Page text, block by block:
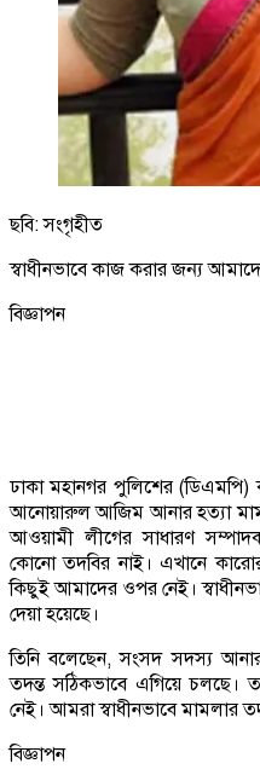
ছবি: সংগৃহীত
স্বাধীনভাবে কাজ করার জন্য
বিজ্ঞাপন
ঢাকা মহানগর পুলিশের (ডিএমপি)
আনোয়ারুল আজিম আনার হত্যা
আওয়ামী লীগের সাধারণ
কোনো তদবির নাই। এখানে
কিছুই আমাদের ওপর নেই।
দেয়া হয়েছে।
তিনি বলেছেন, সংসদ সদস্য
তদন্ত সঠিকভাবে এগিয়ে চলছে।
নেই। আমরা স্বাধীনভাবে মামলার
বিজ্ঞাপন